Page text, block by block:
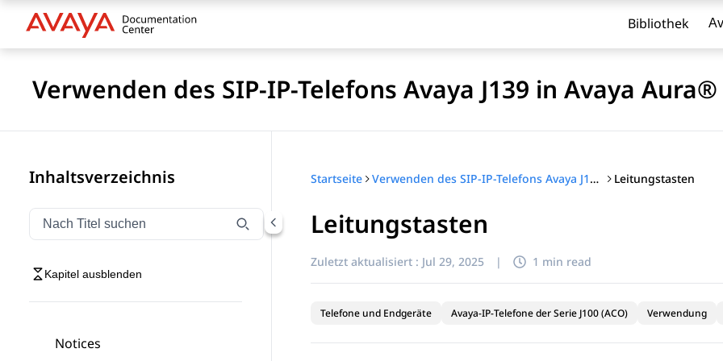
Bibliothek
Verwenden des SIP-IP-Telefons Avaya J139 in Avaya Aura®
Inhaltsverzeichnis
Navigation nach Titel filtern
Geben Sie Text ein, um Navigationselemente nach Titel zu filtern.
Kapitel ausblenden
Notices
Startseite Verwenden des SIP-IP-Telefons Avaya J139 in Avaya Aura® Leitungstasten
Leitungstasten
Zuletzt aktualisiert : Jul 29, 2025 | 1 min read
Telefone und Endgeräte Avaya-IP-Telefone der Serie J100 (ACO) Verwendung